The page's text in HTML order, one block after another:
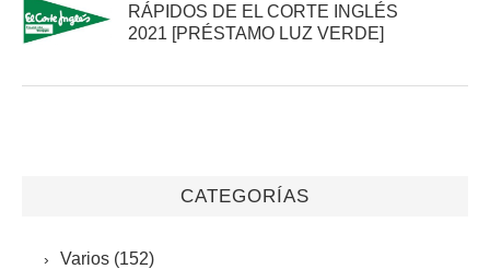
RÁPIDOS DE EL CORTE INGLÉS
2021 [PRÉSTAMO LUZ VERDE]
CATEGORÍAS
Varios (152)